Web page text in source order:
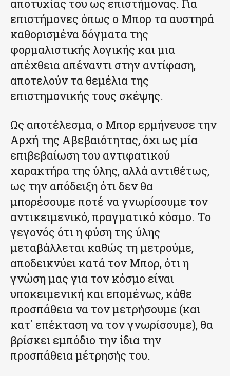
αποτυχίας του ως επιστήμονας. Για
επιστήμονες όπως ο Μπορ τα αυστηρά
καθορισμένα δόγματα της
φορμαλιστικής λογικής και μια
απέχθεια απέναντι στην αντίφαση,
αποτελούν τα θεμέλια της
επιστημονικής τους σκέψης.
Ως αποτέλεσμα, ο Μπορ ερμήνευσε την
Αρχή της Αβεβαιότητας, όχι ως μία
επιβεβαίωση του αντιφατικού
χαρακτήρα της ύλης, αλλά αντιθέτως,
ως την απόδειξη ότι δεν θα
μπορέσουμε ποτέ να γνωρίσουμε τον
αντικειμενικό, πραγματικό κόσμο. Το
γεγονός ότι η φύση της ύλης
μεταβάλλεται καθώς τη μετρούμε,
αποδεικνύει κατά τον Μπορ, ότι η
γνώση μας για τον κόσμο είναι
υποκειμενική και επομένως, κάθε
προσπάθεια να τον μετρήσουμε (και
κατ΄ επέκταση να τον γνωρίσουμε), θα
βρίσκει εμπόδιο την ίδια την
προσπάθεια μέτρησής του.